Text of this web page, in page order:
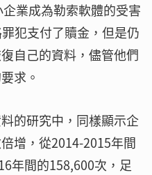
業成為勒索軟體的受害
犯支付了贖金，但是仍
自己的資料，儘管他們
求。
的研究中，同樣顯示企
增，從2014-2015年間
年間的158,600次，足